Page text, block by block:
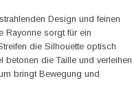
Design und feinen
Rayonne sorgt für ein
die Silhouette optisch
betonen die Taille und verleihen
bringt Bewegung und